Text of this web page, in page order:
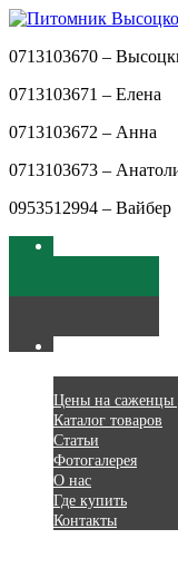
0713103670 –
0713103671 – Елена
0713103672 – Анна
0713103673 –
0953512994 – Вайбер
Цены на саженцы
Каталог товаров
Статьи
Фотогалерея
О нас
Где купить
Контакты